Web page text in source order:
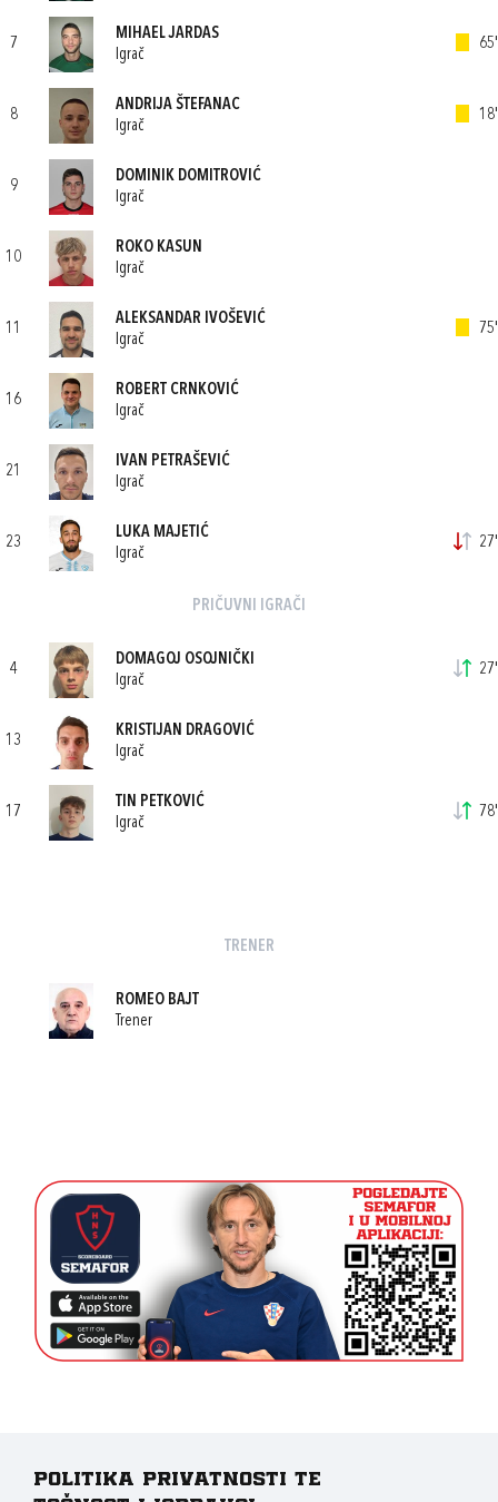
7
MIHAEL JARDAS
Igrač
65'
8
ANDRIJA ŠTEFANAC
Igrač
18'
9
DOMINIK DOMITROVIĆ
Igrač
10
ROKO KASUN
Igrač
11
ALEKSANDAR IVOŠEVIĆ
Igrač
75'
16
ROBERT CRNKOVIĆ
Igrač
21
IVAN PETRAŠEVIĆ
Igrač
23
LUKA MAJETIĆ
Igrač
27'
PRIČUVNI IGRAČI
4
DOMAGOJ OSOJNIČKI
Igrač
27'
13
KRISTIJAN DRAGOVIĆ
Igrač
17
TIN PETKOVIĆ
Igrač
78'
TRENER
ROMEO BAJT
Trener
Politika privatnosti te